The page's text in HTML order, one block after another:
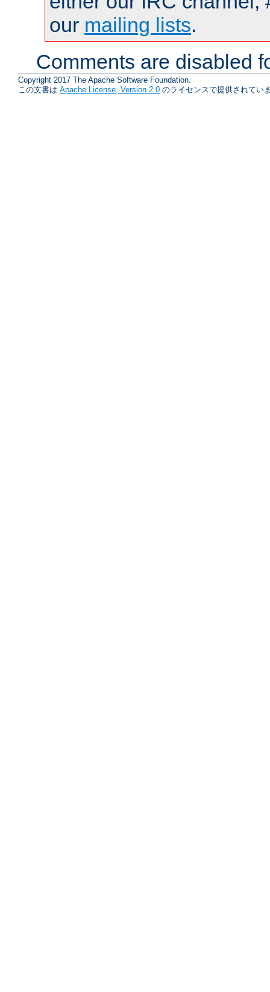
our mailing lists.
Comments are disabled
Copyright 2017 The Apache Software Foundation.
この文書は Apache License, Version 2.0 のライセンスで提供されてい